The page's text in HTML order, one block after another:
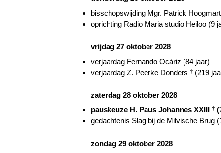
bisschopswijding Mgr. Patrick
oprichting Radio Maria studio Heiloo (9
vrijdag 27 oktober 2028
verjaardag Fernando Ocáriz (84 jaar)
verjaardag Z. Peerke Donders † (219
zaterdag 28 oktober 2028
pauskeuze H. Paus Johannes XXIII †
gedachtenis Slag bij de Milvische Brug
zondag 29 oktober 2028